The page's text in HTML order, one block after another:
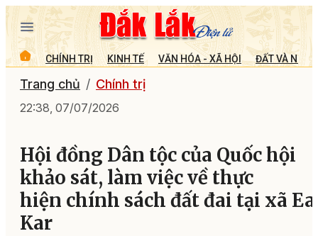
CHÍNH TRỊ KINH TẾ VĂN HÓA - XÃ HỘI ĐẤT VÀ
Trang chủ Chính trị
22:38, 07/07/2026
Hội đồng Dân tộc của Quốc hội
khảo sát, làm việc về thực
hiện chính sách đất đai tại xã Ea
Kar